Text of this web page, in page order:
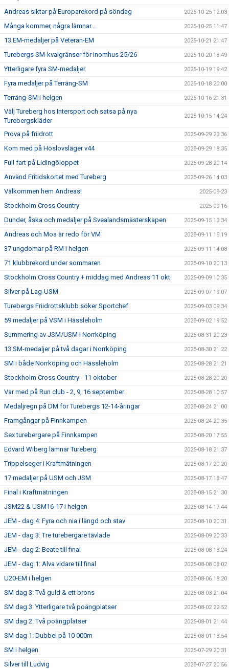
Andreas siktar på Europarekord på söndag 2025-10-25 12:03
Många kommer, några lämnar... 2025-10-25 11:47
13 EM-medaljer på Veteran-EM 2025-10-21 21:47
Turebergs SM-kvalgränser för inomhus 25/26 2025-10-20 18:49
Ytterligare fyra SM-medaljer 2025-10-19 19:42
Fyra medaljer på Terräng-SM 2025-10-18 20:00
Terräng-SM i helgen 2025-10-16 21:31
Välj Tureberg hos Intersport och satsa på nya
Turebergskläder
2025-10-15 14:24
Prova på friidrott 2025-09-29 23:36
Kom med på Höslovsläger v44 2025-09-29 18:35
Full fart på Lidingöloppet 2025-09-28 20:14
Använd Fritidskortet med Tureberg 2025-09-26 14:03
Välkommen hem Andreas! 2025-09-23
Stockholm Cross Country 2025-09-16
Dunder, åska och medaljer på Svealandsmästerskapen 2025-09-15 13:34
Andreas och Moa är redo för VM 2025-09-11 15:19
37 ungdomar på RM i helgen 2025-09-11 14:08
71 klubbrekord under sommaren 2025-09-10 20:13
Stockholm Cross Country + middag med Andreas 11 okt 2025-09-09 10:35
Silver på Lag-USM 2025-09-07 19:07
Turebergs Friidrottsklubb söker Sportchef 2025-09-03 09:34
59 medaljer på VSM i Hässleholm 2025-09-02 19:52
Summering av JSM/USM i Norrköping 2025-08-31 20:23
13 SM-medaljer på två dagar i Norrköping 2025-08-30 21:22
SM i både Norrköping och Hässleholm 2025-08-28 21:21
Stockholm Cross Country - 11 oktober 2025-08-28 20:20
Var med på Run club - 2, 9, 16 september 2025-08-28 10:57
Medaljregn på DM för Turebergs 12-14-åringar 2025-08-24 21:00
Framgångar på Finnkampen 2025-08-24 20:35
Sex turebergare på Finnkampen 2025-08-20 17:55
Edvard Wiberg lämnar Tureberg 2025-08-18 21:37
Trippelseger i Kraftmätningen 2025-08-17 20:20
17 medaljer på USM och JSM 2025-08-17 18:47
Final i Kraftmätningen 2025-08-15 21:30
JSM22 & USM16-17 i helgen 2025-08-14 17:44
JEM - dag 4: Fyra och nia i längd och stav 2025-08-10 20:31
JEM - dag 3: Tre turebergare tävlade 2025-08-09 20:33
JEM - dag 2: Beate till final 2025-08-08 13:24
JEM - dag 1: Alva vidare till final 2025-08-08 08:02
U20-EM i helgen 2025-08-06 18:20
SM dag 3: Två guld & ett brons 2025-08-03 21:04
SM dag 3: Ytterligare två poängplatser 2025-08-02 22:52
SM dag 2: Två poängplatser 2025-08-01 21:44
SM dag 1: Dubbel på 10 000m 2025-08-01 13:54
SM i helgen 2025-07-29 20:31
Silver till Ludvig 2025-07-27 20:56